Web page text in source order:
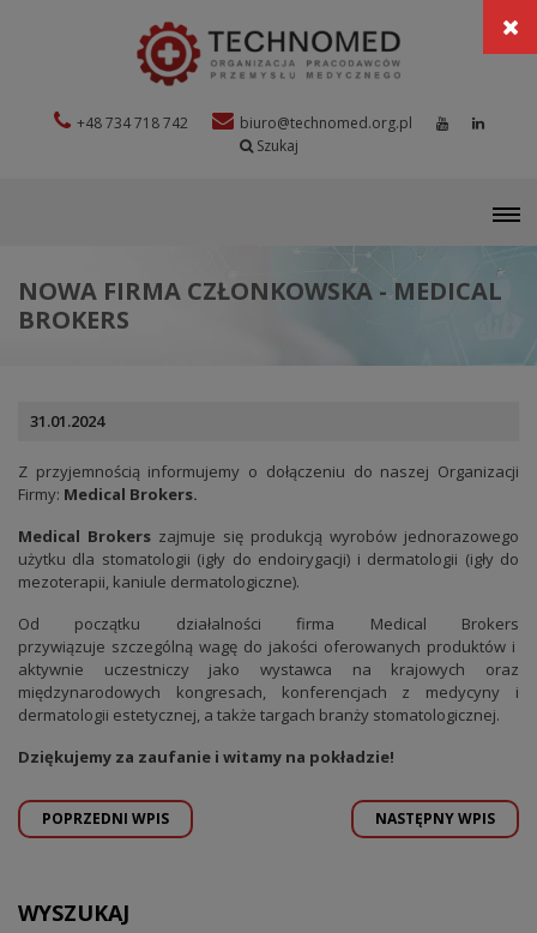
+48 734 718 742
biuro@technomed.org.pl
Szukaj
NOWA FIRMA CZŁONKOWSKA - MEDICAL
BROKERS
31.01.2024
Z przyjemnością informujemy o dołączeniu do naszej Organizacji
Firmy: Medical Brokers.
Medical Brokers zajmuje się produkcją wyrobów jednorazowego
użytku dla stomatologii (igły do endoirygacji) i dermatologii (igły do
mezoterapii, kaniule dermatologiczne).
Od początku działalności firma Medical Brokers
przywiązuje szczególną wagę do jakości oferowanych produktów i
aktywnie uczestniczy jako wystawca na krajowych oraz
międzynarodowych kongresach, konferencjach z medycyny i
dermatologii estetycznej, a także targach branży stomatologicznej.
Dziękujemy za zaufanie i witamy na pokładzie!
POPRZEDNI WPIS NASTĘPNY WPIS
WYSZUKAJ